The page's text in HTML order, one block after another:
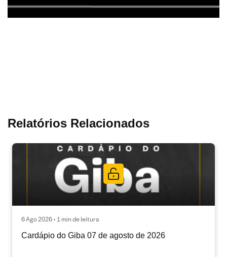
Relatórios Relacionados
6 Ago 2026 • 1 min de leitura
Cardápio do Giba 07 de agosto de 2026